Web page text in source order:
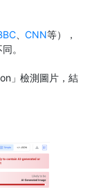
、CNN等），
。
」檢測圖片，結